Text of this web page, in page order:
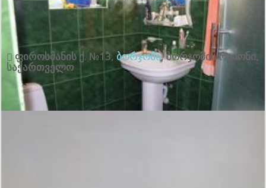
გამორჩეული: 10
ფიროსმანის ქ. №13,ბორჯომი,ბორჯომის რაიონი,
საქართველო